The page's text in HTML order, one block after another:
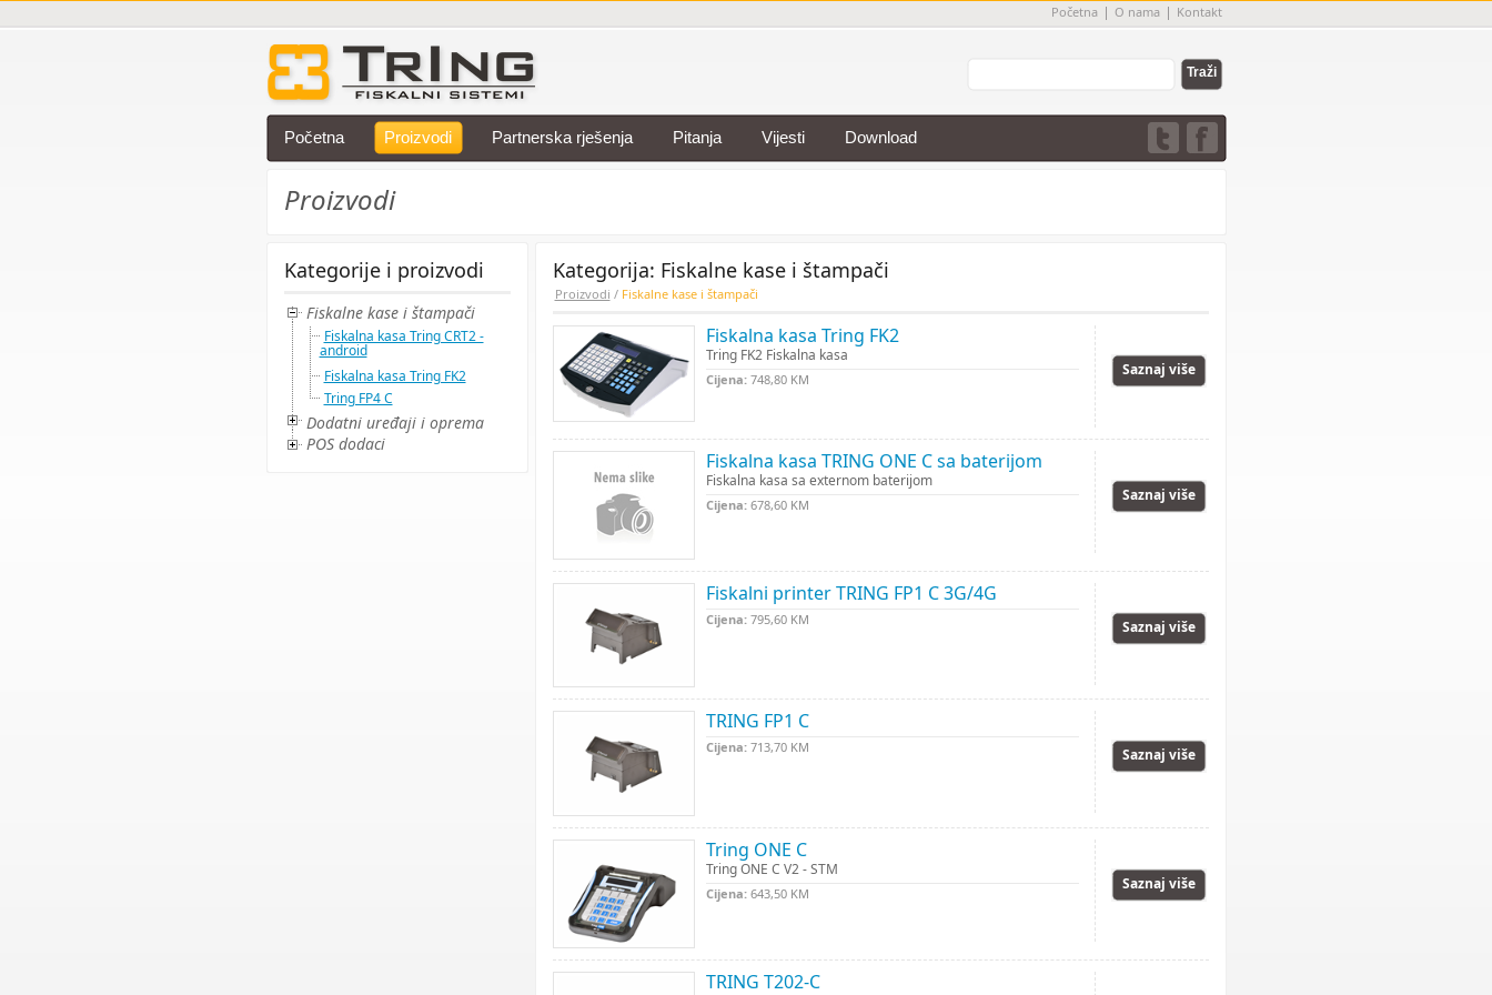
Početna O nama Kontakt
Početna Proizvodi Partnerska rješenja Pitanja Vijesti Download
Proizvodi
Kategorije i proizvodi
Fiskalne kase i štampači
Fiskalna kasa Tring CRT2 -
android
Fiskalna kasa Tring FK2
Tring FP4 C
Dodatni uređaji i oprema
POS dodaci
Kategorija: Fiskalne kase i štampači
Proizvodi / Fiskalne kase i štampači
Fiskalna kasa Tring FK2
Tring FK2 Fiskalna kasa
Cijena: 748,80 KM
Saznaj više
Fiskalna kasa TRING ONE C sa baterijom
Fiskalna kasa sa externom baterijom
Cijena: 678,60 KM
Saznaj više
Fiskalni printer TRING FP1 C 3G/4G
Cijena: 795,60 KM Saznaj više
TRING FP1 C
Cijena: 713,70 KM Saznaj više
Tring ONE C
Tring ONE C V2 - STM
Cijena: 643,50 KM
Saznaj više
TRING T202-C